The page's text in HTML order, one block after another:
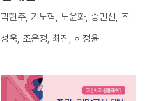
곽현주, 기노혁, 노윤화, 송민선, 조
성욱, 조은정, 최진, 허정윤